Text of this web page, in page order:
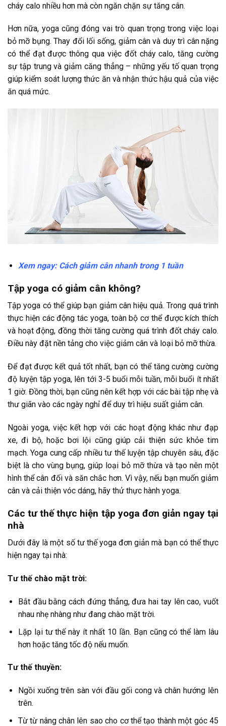
cháy calo nhiều hơn mà còn ngăn chặn sự tăng cân.
Hơn nữa, yoga cũng đóng vai trò quan trọng trong việc loại
bỏ mỡ bụng. Thay đổi lối sống, giảm cân và duy trì cân nặng
có thể đạt được thông qua việc đốt cháy calo, tăng cường
sự tập trung và giảm căng thẳng – những yếu tố quan trọng
giúp kiểm soát lượng thức ăn và nhận thức hậu quả của việc
ăn quá mức.
Xem ngay: Cách giảm cân nhanh trong 1 tuần
Tập yoga có giảm cân không?
Tập yoga có thể giúp bạn giảm cân hiệu quả. Trong quá trình
thực hiện các động tác yoga, toàn bộ cơ thể được kích thích
và hoạt động, đồng thời tăng cường quá trình đốt cháy calo.
Điều này đặt nền tảng cho việc giảm cân và loại bỏ mỡ thừa.
Để đạt được kết quả tốt nhất, bạn có thể tăng cường cường
độ luyện tập yoga, lên tới 3-5 buổi mỗi tuần, mỗi buổi ít nhất
1 giờ. Đồng thời, bạn cũng nên kết hợp với các bài tập nhẹ và
thư giãn vào các ngày nghỉ để duy trì hiệu suất giảm cân.
Ngoài yoga, việc kết hợp với các hoạt động khác như đạp
xe, đi bộ, hoặc bơi lội cũng giúp cải thiện sức khỏe tim
mạch. Yoga cung cấp nhiều tư thế luyện tập chuyên sâu, đặc
biệt là cho vùng bụng, giúp loại bỏ mỡ thừa và tạo nên một
hình thể cân đối và săn chắc hơn. Vì vậy, nếu bạn muốn giảm
cân và cải thiện vóc dáng, hãy thử thực hành yoga.
Các tư thế thực hiện tập yoga đơn giản ngay tại
nhà
Dưới đây là một số tư thế yoga đơn giản mà bạn có thể thực
hiện ngay tại nhà:
Tư thế chào mặt trời:
Bắt đầu bằng cách đứng thẳng, đưa hai tay lên cao, vuốt
nhau nhẹ nhàng như đang chào mặt trời.
Lặp lại tư thế này ít nhất 10 lần. Bạn cũng có thể làm lâu
hơn hoặc tăng tốc độ nếu muốn.
Tư thế thuyền:
Ngồi xuống trên sàn với đầu gối cong và chân hướng lên
trên.
Từ từ nâng chân lên sao cho cơ thể tạo thành một góc 45